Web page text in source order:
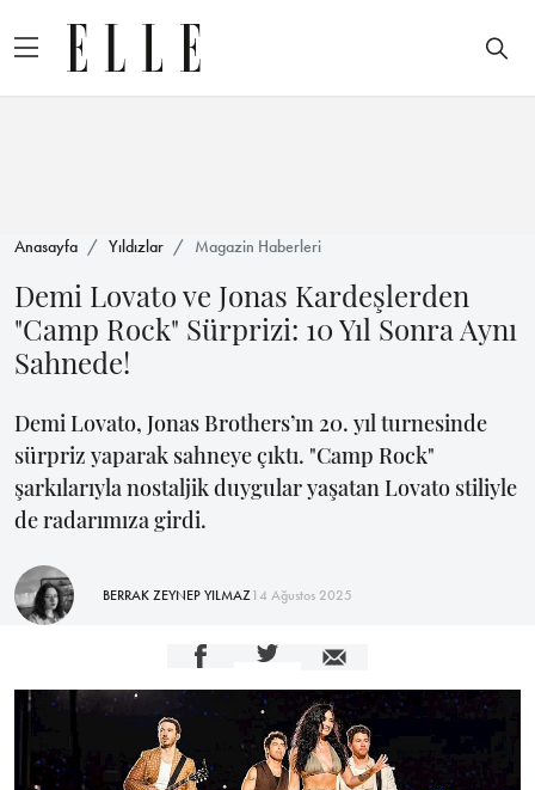
Anasayfa Yıldızlar Magazin Haberleri
Demi Lovato ve Jonas Kardeşlerden
"Camp Rock" Sürprizi: 10 Yıl Sonra Aynı
Sahnede!
Demi Lovato, Jonas Brothers’ın 20. yıl turnesinde
sürpriz yaparak sahneye çıktı. "Camp Rock"
şarkılarıyla nostaljik duygular yaşatan Lovato stiliyle
de radarımıza girdi.
BERRAK ZEYNEP YILMAZ14 Ağustos 2025